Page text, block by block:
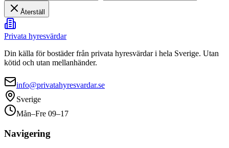
Återställ
Privata hyresvärdar
Din källa för bostäder från privata hyresvärdar i hela Sverige. Utan
kötid och utan mellanhänder.
info@privatahyresvardar.se
Sverige
Mån–Fre 09–17
Navigering